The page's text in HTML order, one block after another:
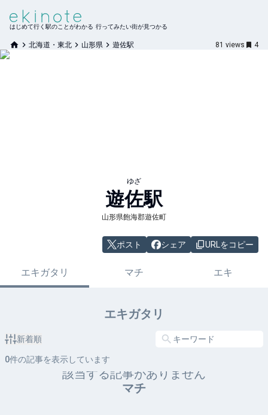
はじめて行く駅のことがわかる 行ってみたい街が見つかる
北海道・東北 山形県 遊佐駅 81 views 4
ゆざ
遊佐駅
山形県飽海郡遊佐町
ポスト シェア URLをコピー
エキガタリ マチ エキ
エキガタリ
新着順
0件の記事を表示しています
該当する記事がありません
マチ